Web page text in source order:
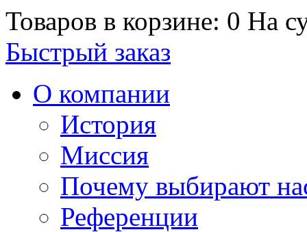
Товаров в корзине: 0 На
Быстрый заказ
О компании
История
Миссия
Почему выбирают
Референции